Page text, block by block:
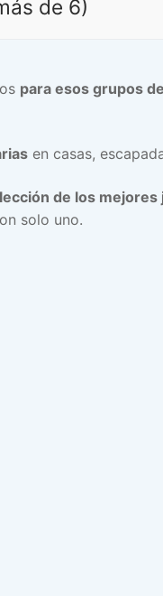
de 6)
para esos grupos
en casas,
de los
solo uno.